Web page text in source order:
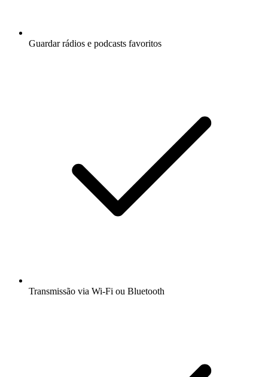
Guardar rádios e podcasts favoritos
Transmissão via Wi-Fi ou Bluetooth